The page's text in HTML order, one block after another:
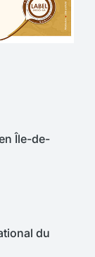
Île-de-
du